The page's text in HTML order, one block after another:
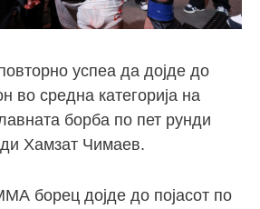
успеа да дојде до
во средна категорија на
борба по пет рунди
Хамзат Чимаев.
борец дојде до појасот по